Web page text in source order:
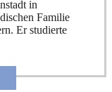
in
Familie
Er studierte